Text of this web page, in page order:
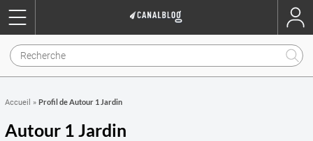
Accueil » Profil de Autour 1 Jardin
Autour 1 Jardin